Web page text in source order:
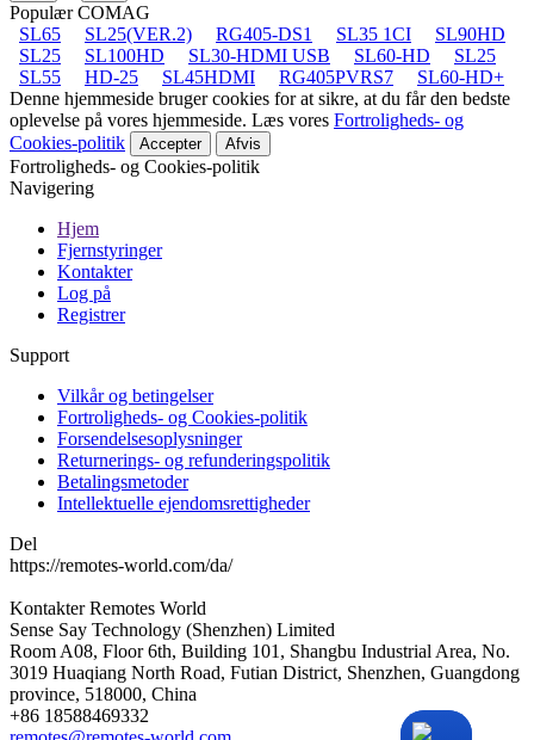
Populær COMAG
SL65
SL25(VER.2) RG405-DS1 SL35 1CI
SL90HD
SL25
SL100HD SL30-HDMI USB SL60-HD
SL25
SL55
HD-25 SL45HDMI RG405PVRS7
SL60-HD+
Denne hjemmeside bruger cookies for at sikre, at du får den bedste
oplevelse på vores hjemmeside. Læs vores Fortroligheds- og
Cookies-politik
Accepter Afvis
Fortroligheds- og Cookies-politik
Navigering
Hjem
Fjernstyringer
Kontakter
Log på
Registrer
Support
Vilkår og betingelser
Fortroligheds- og Cookies-politik
Forsendelsesoplysninger
Returnerings- og refunderingspolitik
Betalingsmetoder
Intellektuelle ejendomsrettigheder
Del
https://remotes-world.com/da/
Kontakter Remotes World
Sense Say Technology (Shenzhen) Limited
Room A08, Floor 6th, Building 101, Shangbu Industrial Area, No.
3019 Huaqiang North Road, Futian District, Shenzhen, Guangdong
province, 518000, China
+86 18588469332